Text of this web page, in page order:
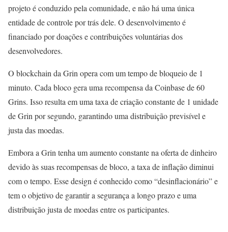
projeto é conduzido pela comunidade, e não há uma única
entidade de controle por trás dele. O desenvolvimento é
financiado por doações e contribuições voluntárias dos
desenvolvedores.
O blockchain da Grin opera com um tempo de bloqueio de 1
minuto. Cada bloco gera uma recompensa da Coinbase de 60
Grins. Isso resulta em uma taxa de criação constante de 1 unidade
de Grin por segundo, garantindo uma distribuição previsível e
justa das moedas.
Embora a Grin tenha um aumento constante na oferta de dinheiro
devido às suas recompensas de bloco, a taxa de inflação diminui
com o tempo. Esse design é conhecido como “desinflacionário” e
tem o objetivo de garantir a segurança a longo prazo e uma
distribuição justa de moedas entre os participantes.